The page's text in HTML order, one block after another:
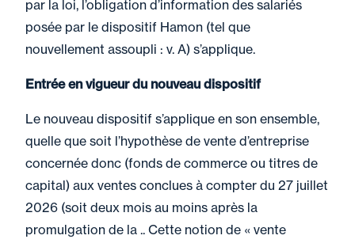
par la loi, l’obligation d’information des salariés
posée par le dispositif Hamon (tel que
nouvellement assoupli : v. A) s’applique.
Entrée en vigueur du nouveau dispositif
Le nouveau dispositif s’applique en son ensemble,
quelle que soit l’hypothèse de vente d’entreprise
concernée donc (fonds de commerce ou titres de
capital) aux ventes conclues à compter du 27 juillet
2026 (soit deux mois au moins après la
promulgation de la .. Cette notion de « vente